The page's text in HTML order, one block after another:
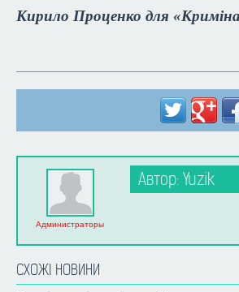
Кирило Проценко для
Администраторы
Автор: Yuzik
СХОЖІ НОВИНИ